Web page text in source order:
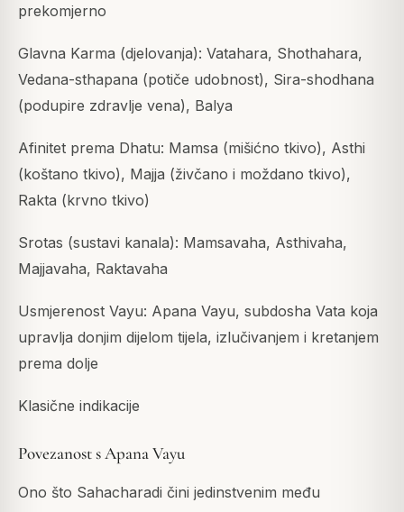
prekomjerno
Glavna Karma (djelovanja): Vatahara, Shothahara,
Vedana-sthapana (potiče udobnost), Sira-shodhana
(podupire zdravlje vena), Balya
Afinitet prema Dhatu: Mamsa (mišićno tkivo), Asthi
(koštano tkivo), Majja (živčano i moždano tkivo),
Rakta (krvno tkivo)
Srotas (sustavi kanala): Mamsavaha, Asthivaha,
Majjavaha, Raktavaha
Usmjerenost Vayu: Apana Vayu, subdosha Vata koja
upravlja donjim dijelom tijela, izlučivanjem i kretanjem
prema dolje
Klasične indikacije
Povezanost s Apana Vayu
Ono što Sahacharadi čini jedinstvenim među